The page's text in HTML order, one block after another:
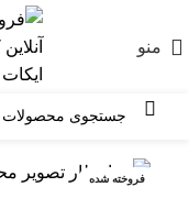
منو
فروخته شده